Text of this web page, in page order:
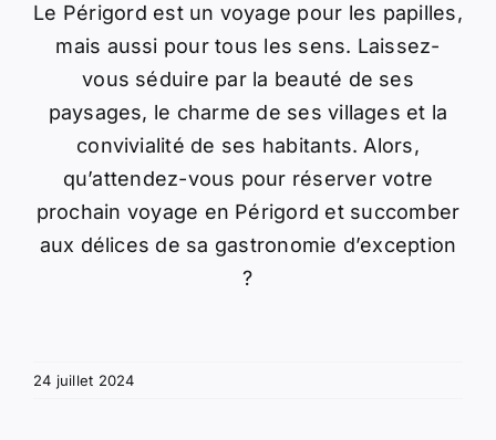
Le Périgord est un voyage pour les papilles,
mais aussi pour tous les sens. Laissez-
vous séduire par la beauté de ses
paysages, le charme de ses villages et la
convivialité de ses habitants. Alors,
qu’attendez-vous pour réserver votre
prochain voyage en Périgord et succomber
aux délices de sa gastronomie d’exception
?
24 juillet 2024